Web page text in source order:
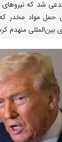
شد که نیروهای
حمل مواد مخدر
منهدم